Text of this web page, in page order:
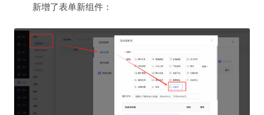
新增了表单新组件：